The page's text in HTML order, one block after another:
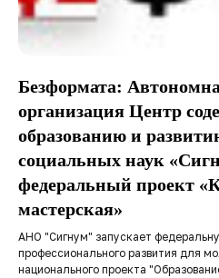
Безформата:
организация Центр
образованию и
социальных наук
федеральный проект
мастерская»
АНО "Сигнум" запускает
профессионального развития для
национального проекта